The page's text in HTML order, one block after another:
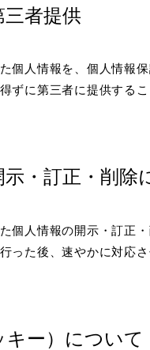
者提供
個人情報を、個人情報
ずに第三者に提供するこ
・訂正・削除
個人情報の開示・訂正
った後、速やかに対応さ
キー）について